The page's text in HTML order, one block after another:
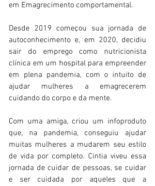
em Emagrecimento comportamental.
Desde 2019 começou sua jornada de
autoconhecimento e, em 2020, decidiu
sair do emprego como nutricionista
clínica em um hospital para empreender
em plena pandemia, com o intuito de
ajudar mulheres a emagrecerem
cuidando do corpo e da mente.
Com uma amiga, criou um infoproduto
que, na pandemia, conseguiu ajudar
muitas mulheres a mudarem seu estilo
de vida por completo. Cintia viveu essa
jornada de cuidar de pessoas, se cuidar
e ser cuidada por aqueles que a